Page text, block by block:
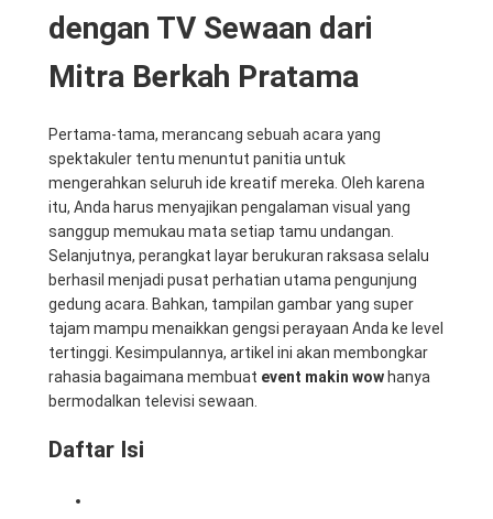
dengan TV Sewaan dari
Mitra Berkah Pratama
Pertama-tama, merancang sebuah acara yang
spektakuler tentu menuntut panitia untuk
mengerahkan seluruh ide kreatif mereka. Oleh karena
itu, Anda harus menyajikan pengalaman visual yang
sanggup memukau mata setiap tamu undangan.
Selanjutnya, perangkat layar berukuran raksasa selalu
berhasil menjadi pusat perhatian utama pengunjung
gedung acara. Bahkan, tampilan gambar yang super
tajam mampu menaikkan gengsi perayaan Anda ke level
tertinggi. Kesimpulannya, artikel ini akan membongkar
rahasia bagaimana membuat event makin wowhanya
bermodalkan televisi sewaan.
Daftar Isi